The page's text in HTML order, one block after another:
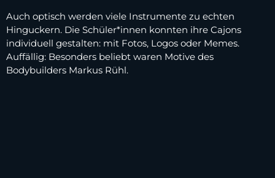
Auch optisch werden viele Instrumente zu echten
Hinguckern. Die Schüler*innen konnten ihre Cajons
individuell gestalten: mit Fotos, Logos oder Memes.
Auffällig: Besonders beliebt waren Motive des
Bodybuilders Markus Rühl.